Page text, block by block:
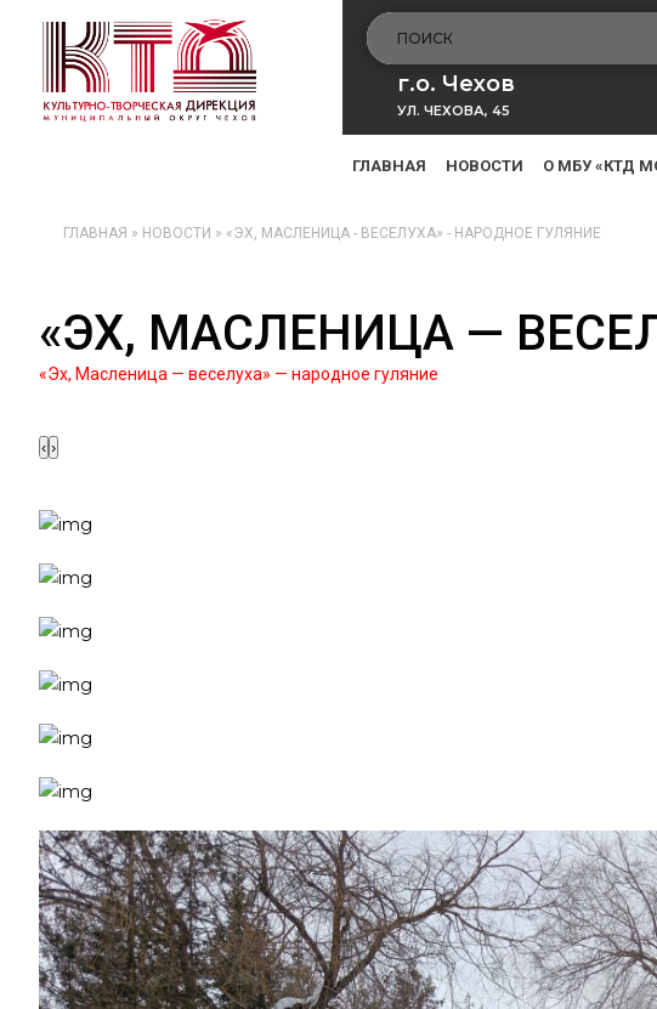
г.о. Чехов
УЛ. ЧЕХОВА, 45
ГЛАВНАЯ НОВОСТИ О МБУ «КТД
ГЛАВНАЯ » НОВОСТИ » «ЭХ, МАСЛЕНИЦА - ВЕСЕЛУХА» - НАРОДНОЕ ГУЛЯНИЕ
«ЭХ, МАСЛЕНИЦА —
«Эх, Масленица — веселуха» — народное гуляние
‹ ›